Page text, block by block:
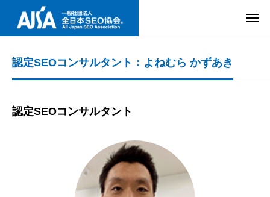
認定SEOコンサルタント：よねむら かずあき
認定SEOコンサルタント